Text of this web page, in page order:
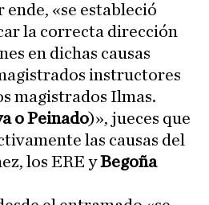
ende, «se estableció
la correcta dirección
en dichas causas
instructores
magistrados Ilmas.
o Peinado)», jueces que
las causas del
los ERE yBegoña